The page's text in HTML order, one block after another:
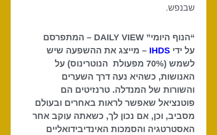
שבנפש.
“הנוף היומי” DAILY VIEW – המתפרסם
על ידיIHDS – מייצג את ההשפעה שיש
לשמש (70% מפעולת הנוטרינוס) על
האנושות, כשהיא נעה דרך השערים
והשורות של המנדלה. טרנזיטים הם
פוטנציאל שאפשר לראות באחרים ובעולם
מסביב, וכן, אם נכון לך, כשאתה עוקב אחר
האסטרטגיה והסמכות האינדיבידואליים